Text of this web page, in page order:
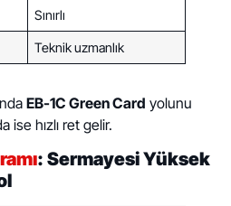
Sınırlı
Teknik uzmanlık
EB-1C Green Card yolunu
ise hızlı ret gelir.
: Sermayesi Yüksek